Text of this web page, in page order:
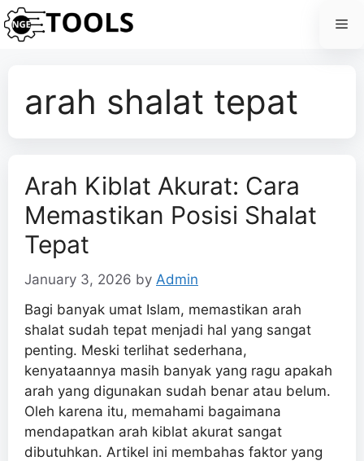
Skip
to
arah shalat tepat
Arah Kiblat Akurat: Cara
Memastikan Posisi Shalat
Tepat
January 3, 2026 by Admin
Bagi banyak umat Islam, memastikan arah
shalat sudah tepat menjadi hal yang sangat
penting. Meski terlihat sederhana,
kenyataannya masih banyak yang ragu apakah
arah yang digunakan sudah benar atau belum.
Oleh karena itu, memahami bagaimana
mendapatkan arah kiblat akurat sangat
dibutuhkan. Artikel ini membahas faktor yang